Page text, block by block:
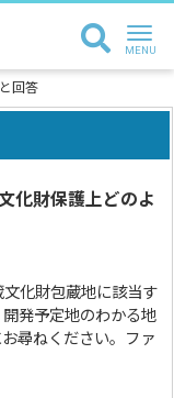
回答
化財保護上どのよ
化財包蔵地に該当す
発予定地のわかる地
尋ねください。ファ